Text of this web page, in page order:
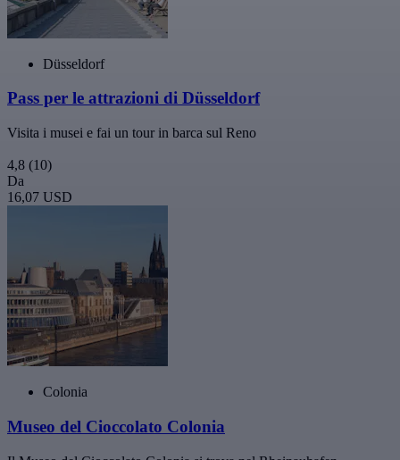
Düsseldorf
Pass per le attrazioni di Düsseldorf
Visita i musei e fai un tour in barca sul Reno
4,8 (10)
Da
16,07 USD
Colonia
Museo del Cioccolato Colonia